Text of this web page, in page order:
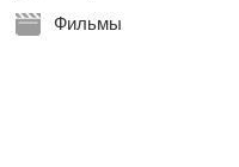
Фильмы